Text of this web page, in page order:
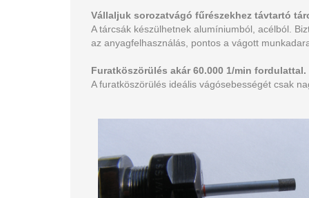
Vállaljuk sorozatvágó fűrészekhez távtartó
A tárcsák készülhetnek alumíniumból, acélból.
az anyagfelhasználás, pontos a vágott
Furatköszörülés akár 60.000 1/min fordulattal.
A furatköszörülés ideális vágósebességét csak